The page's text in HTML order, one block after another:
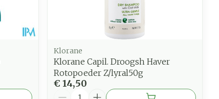
Klorane
Klorane Capil. Droogsh Haver
Rotopoeder Z/lyral50g
€ 14,50
Aantal